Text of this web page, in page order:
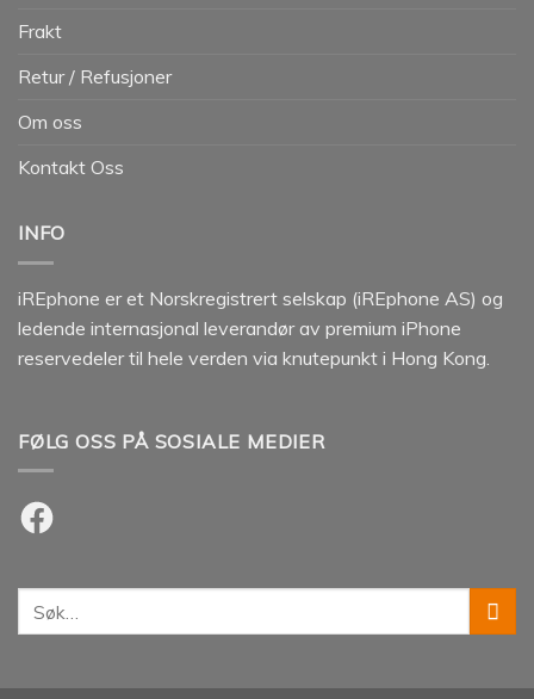
Frakt
Retur / Refusjoner
Om oss
Kontakt Oss
INFO
iREphone er et Norskregistrert selskap (iREphone AS) og
ledende internasjonal leverandør av premium iPhone
reservedeler til hele verden via knutepunkt i Hong Kong.
FØLG OSS PÅ SOSIALE MEDIER
Facebook